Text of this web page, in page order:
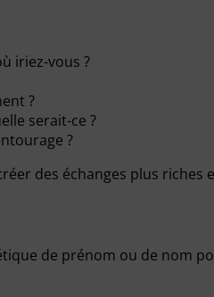
iriez-vous ?
?
serait-ce ?
?
des échanges plus riches
de prénom ou de nom